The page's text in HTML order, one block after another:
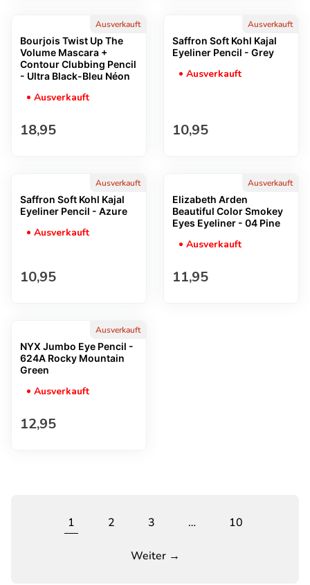
Ausverkauft
Bourjois Twist Up The
Volume Mascara +
Contour Clubbing Pencil
- Ultra Black-Bleu Néon
Ausverkauft
Regulärer Preis
18,95
Ausverkauft
Saffron Soft Kohl Kajal
Eyeliner Pencil - Grey
Ausverkauft
Regulärer Preis
10,95
Ausverkauft
Saffron Soft Kohl Kajal
Eyeliner Pencil - Azure
Ausverkauft
Regulärer Preis
10,95
Ausverkauft
Elizabeth Arden
Beautiful Color Smokey
Eyes Eyeliner - 04 Pine
Ausverkauft
Regulärer Preis
11,95
Ausverkauft
NYX Jumbo Eye Pencil -
624A Rocky Mountain
Green
Ausverkauft
Regulärer Preis
12,95
1 2 3 … 10
Weiter →